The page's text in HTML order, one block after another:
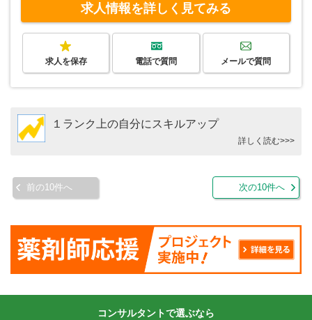
求人情報を詳しく見てみる
求人を保存 電話で質問 メールで質問
１ランク上の自分にスキルアップ
詳しく読む>>>
前の10件へ 次の10件へ
コンサルタントで選ぶなら